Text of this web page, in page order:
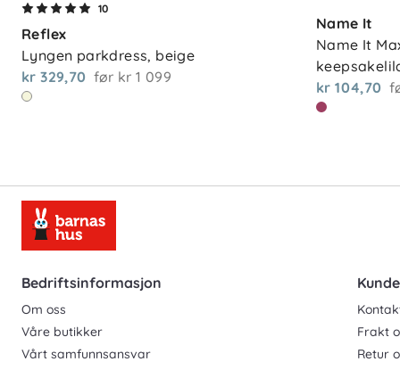
10
Reflex
Lyngen parkdress, beige
kr 329,70 før kr 1 099
Name It
Name It
kr 104,70
Bedriftsinformasjon
Om oss
Våre butikker
Vårt samfunnsansvar
Frakt
Retur